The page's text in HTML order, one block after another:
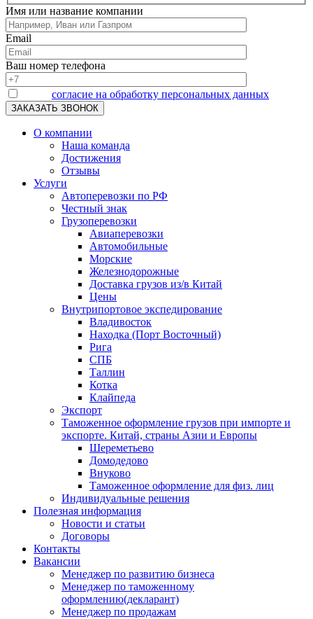
Имя или название компании
Email
Ваш номер телефона
согласие на обработку персональных данных
О компании
Наша команда
Достижения
Отзывы
Услуги
Автоперевозки по РФ
Честный знак
Грузоперевозки
Авиаперевозки
Автомобильные
Морские
Железнодорожные
Доставка грузов из/в Китай
Цены
Внутрипортовое экспедирование
Владивосток
Находка (Порт Восточный)
Рига
СПБ
Таллин
Котка
Клайпеда
Экспорт
Таможенное оформление грузов при импорте и
экспорте. Китай, страны Азии и Европы
Шереметьево
Домодедово
Внуково
Таможенное оформление для физ. лиц
Индивидуальные решения
Полезная информация
Новости и статьи
Договоры
Контакты
Вакансии
Менеджер по развитию бизнеса
Менеджер по таможенному
оформлению(декларант)
Менеджер по продажам